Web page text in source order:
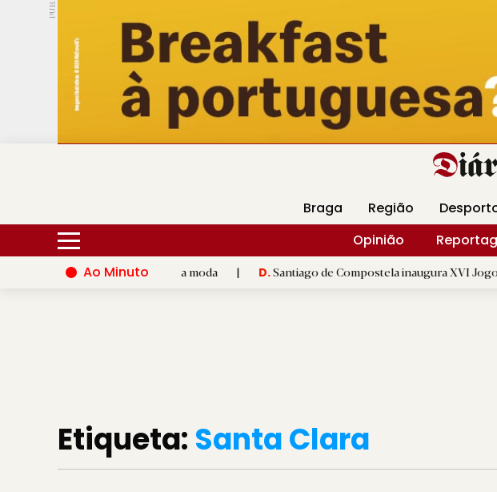
PUB.
Hoje 16ºC 26ºC DMtv Revista Minha
Braga Região
Opinião
Ao Minuto
do mundo da moda D.Santiago de Compostela inaugura XVI Jogos do Eixo
Etiqueta: Santa Clara